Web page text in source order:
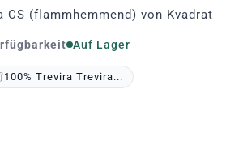
CS (flammhemmend) von Kvadrat
Auf Lager
100% Trevira Trevira...